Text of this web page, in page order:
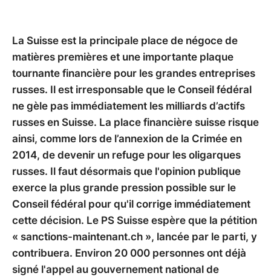
La Suisse est la principale place de négoce de
matières premières et une importante plaque
tournante financière pour les grandes entreprises
russes. Il est irresponsable que le Conseil fédéral
ne gèle pas immédiatement les milliards d’actifs
russes en Suisse. La place financière suisse risque
ainsi, comme lors de l’annexion de la Crimée en
2014, de devenir un refuge pour les oligarques
russes. Il faut désormais que l'opinion publique
exerce la plus grande pression possible sur le
Conseil fédéral pour qu'il corrige immédiatement
cette décision. Le PS Suisse espère que la pétition
« sanctions-maintenant.ch », lancée par le parti, y
contribuera. Environ 20 000 personnes ont déjà
signé l'appel au gouvernement national de